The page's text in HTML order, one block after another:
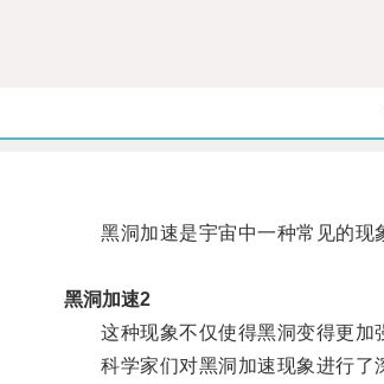
黑洞加速是宇宙中一种常见的现象
黑洞加速2
这种现象不仅使得黑洞变得更加
科学家们对黑洞加速现象进行了